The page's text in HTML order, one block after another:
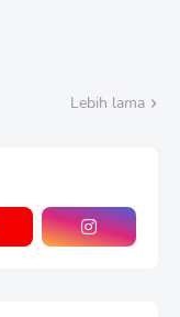
Lebih lama